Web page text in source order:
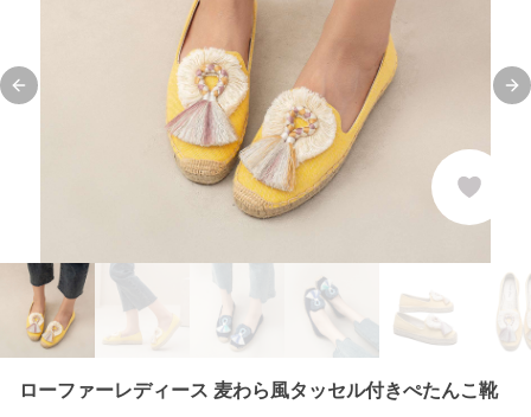
Previous slide
ローファーレディース 麦わら風タッセル付きぺたんこ靴